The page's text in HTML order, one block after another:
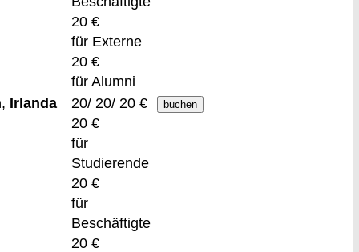
20 €
für Externe
20 €
für Alumni
, Irlanda
20/ 20/ 20 €
20 €
für
Studierende
20 €
für
Beschäftigte
20 €